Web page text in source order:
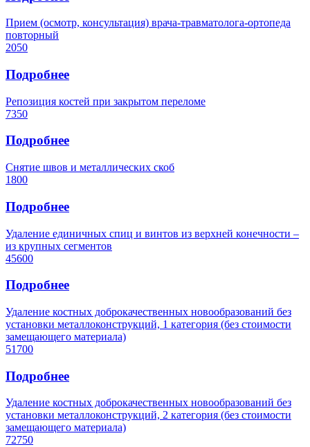
Прием (осмотр, консультация) врача-травматолога-ортопеда
повторный
2050
Подробнее
Репозиция костей при закрытом переломе
7350
Подробнее
Снятие швов и металлических скоб
1800
Подробнее
Удаление единичных спиц и винтов из верхней конечности –
из крупных сегментов
45600
Подробнее
Удаление костных доброкачественных новообразований без
установки металлоконструкций, 1 категория (без стоимости
замещающего материала)
51700
Подробнее
Удаление костных доброкачественных новообразований без
установки металлоконструкций, 2 категория (без стоимости
замещающего материала)
72750